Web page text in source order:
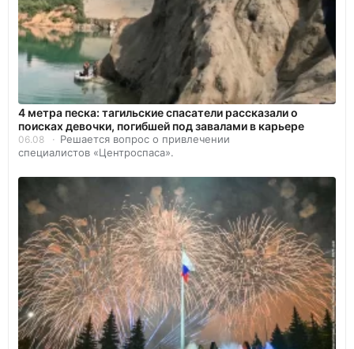
4 метра песка: тагильские спасатели рассказали о
поисках девочки, погибшей под завалами в карьере
06.08
Решается вопрос о привлечении
специалистов «Центроспаса».